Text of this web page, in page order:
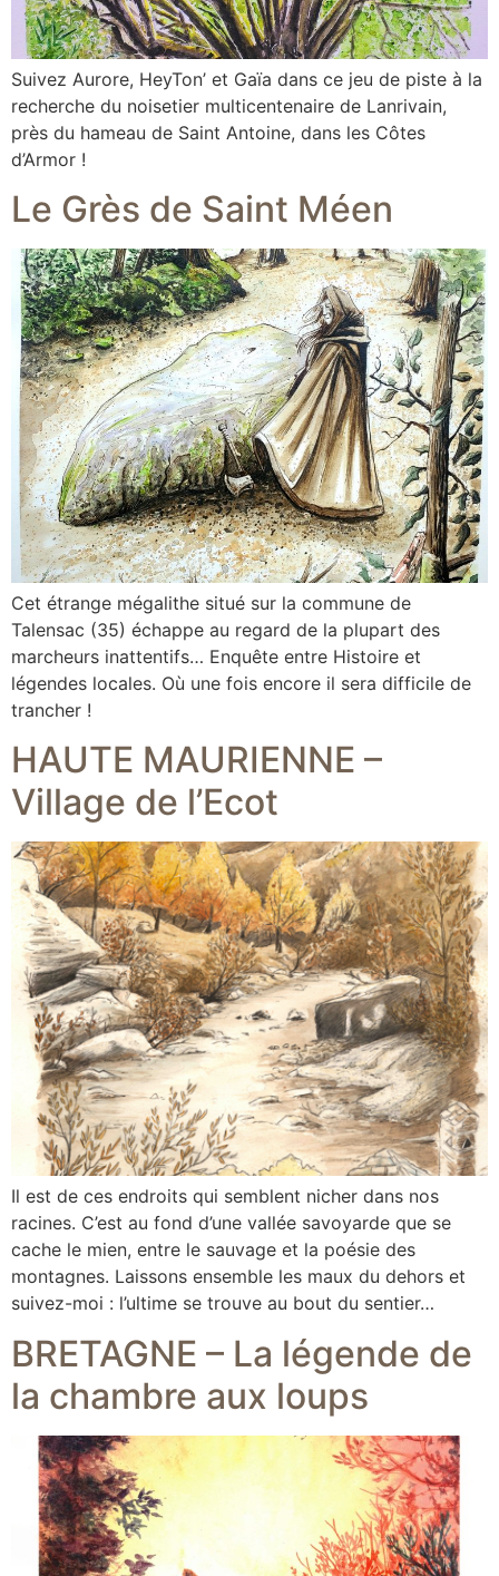
Suivez Aurore, HeyTon’ et Gaïa dans ce jeu de piste à la
recherche du noisetier multicentenaire de Lanrivain,
près du hameau de Saint Antoine, dans les Côtes
d’Armor !
Le Grès de Saint Méen
Cet étrange mégalithe situé sur la commune de
Talensac (35) échappe au regard de la plupart des
marcheurs inattentifs… Enquête entre Histoire et
légendes locales. Où une fois encore il sera difficile de
trancher !
HAUTE MAURIENNE –
Village de l’Ecot
Il est de ces endroits qui semblent nicher dans nos
racines. C’est au fond d’une vallée savoyarde que se
cache le mien, entre le sauvage et la poésie des
montagnes. Laissons ensemble les maux du dehors et
suivez-moi : l’ultime se trouve au bout du sentier…
BRETAGNE – La légende de
la chambre aux loups